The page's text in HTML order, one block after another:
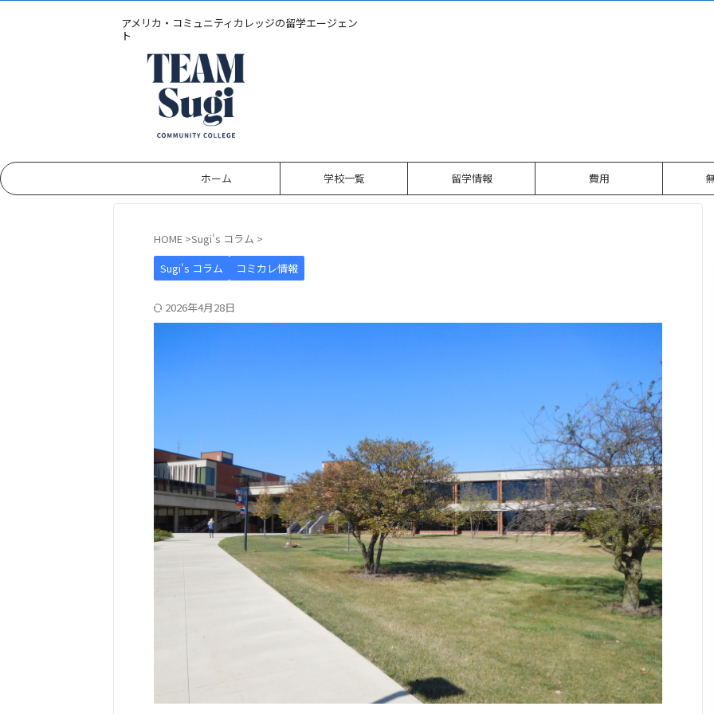
アメリカ・コミュニティカレッジの留学エージェン
ト
ホーム 学校一覧 留学情報 費用
HOME >Sugi's コラム >
Sugi's コラム
コミカレ情報
2026年4月28日